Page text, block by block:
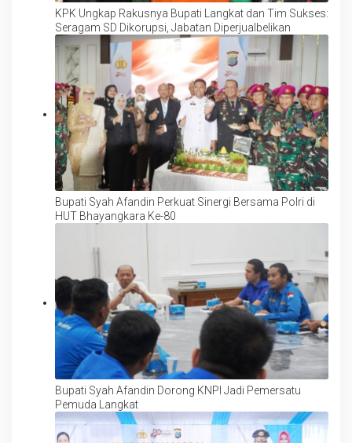
KPK Ungkap Rakusnya Bupati Langkat dan Tim Sukses:
Seragam SD Dikorupsi, Jabatan Diperjualbelikan
Bupati Syah Afandin Perkuat Sinergi Bersama Polri di
HUT Bhayangkara Ke-80
Bupati Syah Afandin Dorong KNPI Jadi Pemersatu
Pemuda Langkat